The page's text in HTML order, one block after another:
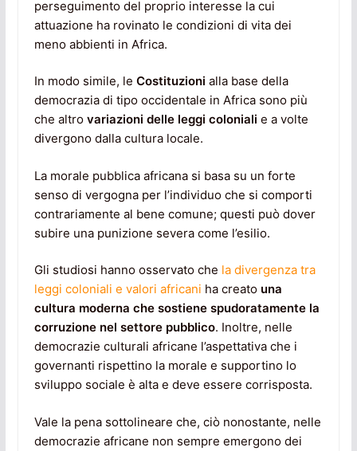
perseguimento del proprio interesse la cui
attuazione ha rovinato le condizioni di vita dei
meno abbienti in Africa.
In modo simile, le Costituzioni alla base della
democrazia di tipo occidentale in Africa sono più
che altro variazioni delle leggi coloniali e a volte
divergono dalla cultura locale.
La morale pubblica africana si basa su un forte
senso di vergogna per l’individuo che si comporti
contrariamente al bene comune; questi può dover
subire una punizione severa come l’esilio.
Gli studiosi hanno osservato che la divergenza tra
leggi coloniali e valori africani ha creato una
cultura moderna che sostiene spudoratamente la
corruzione nel settore pubblico. Inoltre, nelle
democrazie culturali africane l’aspettativa che i
governanti rispettino la morale e supportino lo
sviluppo sociale è alta e deve essere corrisposta.
Vale la pena sottolineare che, ciò nonostante, nelle
democrazie africane non sempre emergono dei